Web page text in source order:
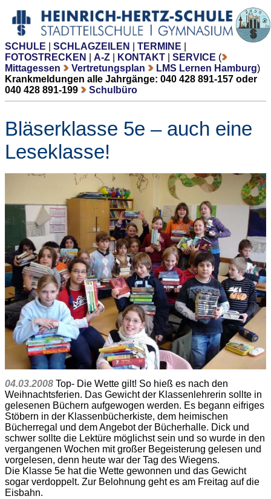
SCHULE SCHLAGZEILEN TERMINE
FOTOSTRECKEN
A-Z KONTAKT SERVICE (
Mittagessen
Vertretungsplan LMS Lernen Hamburg)
Krankmeldungen alle Jahrgänge: 040 428 891-157 oder
040 428 891-199
Schulbüro
Bläserklasse 5e – auch eine
Leseklasse!
04.03.2008 Top- Die Wette gilt! So hieß es nach den
Weihnachtsferien. Das Gewicht der Klassenlehrerin sollte in
gelesenen Büchern aufgewogen werden. Es begann eifriges
Stöbern in der Klassenbücherkiste, dem heimischen
Bücherregal und dem Angebot der Bücherhalle. Dick und
schwer sollte die Lektüre möglichst sein und so wurde in den
vergangenen Wochen mit großer Begeisterung gelesen und
vorgelesen, denn heute war der Tag des Wiegens.
Die Klasse 5e hat die Wette gewonnen und das Gewicht
sogar verdoppelt. Zur Belohnung geht es am Freitag auf die
Eisbahn.